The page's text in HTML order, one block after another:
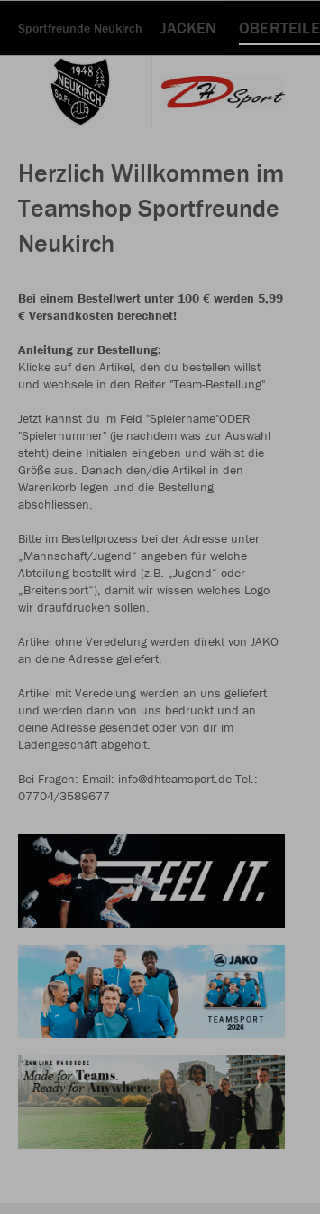
Sportfreunde Neukirch JACKEN OBERTEILE
Herzlich Willkommen im
Teamshop Sportfreunde
Neukirch
Bei einem Bestellwert unter 100 € werden 5,99
€ Versandkosten berechnet!
Anleitung zur Bestellung:
Klicke auf den Artikel, den du bestellen willst
und wechsele in den Reiter "Team-Bestellung".
Jetzt kannst du im Feld "Spielername"ODER
"Spielernummer" (je nachdem was zur Auswahl
steht) deine Initialen eingeben und wählst die
Größe aus. Danach den/die Artikel in den
Warenkorb legen und die Bestellung
abschliessen.
Bitte im Bestellprozess bei der Adresse unter
„Mannschaft/Jugend“ angeben für welche
Abteilung bestellt wird (z.B. „Jugend“ oder
„Breitensport“), damit wir wissen welches Logo
wir draufdrucken sollen.
Artikel ohne Veredelung werden direkt von JAKO
an deine Adresse geliefert.
Artikel mit Veredelung werden an uns geliefert
und werden dann von uns bedruckt und an
deine Adresse gesendet oder von dir im
Ladengeschäft abgeholt.
Bei Fragen: Email: info@dhteamsport.de Tel.:
07704/3589677